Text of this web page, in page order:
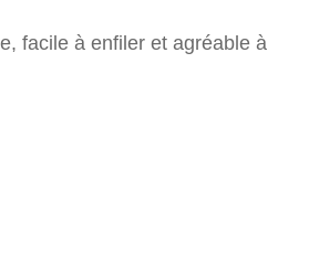
facile à enfiler et agréable à